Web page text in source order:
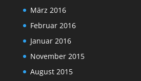
März 2016
Februar 2016
Januar 2016
November 2015
August 2015